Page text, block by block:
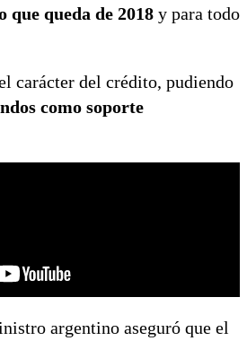
que queda de 2018 y para todo
carácter del crédito, pudiendo
como soporte
argentino aseguró que el